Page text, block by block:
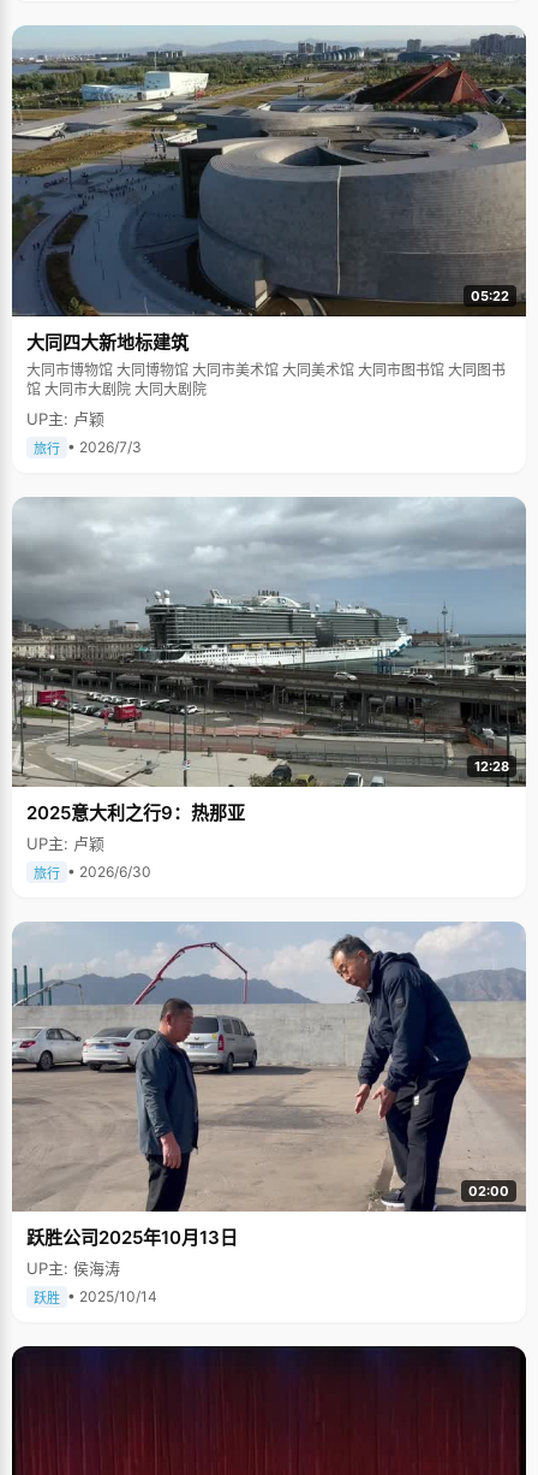
05:22
大同四大新地标建筑
大同市博物馆 大同博物馆 大同市美术馆 大同美术馆 大同市图书馆 大同图书
馆 大同市大剧院 大同大剧院
UP主: 卢颖
旅行 • 2026/7/3
12:28
2025意大利之行9：热那亚
UP主: 卢颖
旅行 • 2026/6/30
02:00
跃胜公司2025年10月13日
UP主: 侯海涛
跃胜 • 2025/10/14